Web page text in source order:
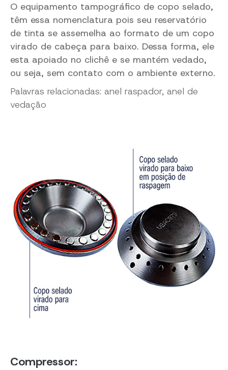
O equipamento tampográfico de copo selado,
têm essa nomenclatura pois seu reservatório
de tinta se assemelha ao formato de um copo
virado de cabeça para baixo. Dessa forma, ele
esta apoiado no clichê e se mantém vedado,
ou seja, sem contato com o ambiente externo.
Palavras relacionadas: anel raspador, anel de
vedação
Compressor: